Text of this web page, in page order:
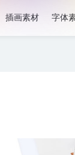
插画素材 字体